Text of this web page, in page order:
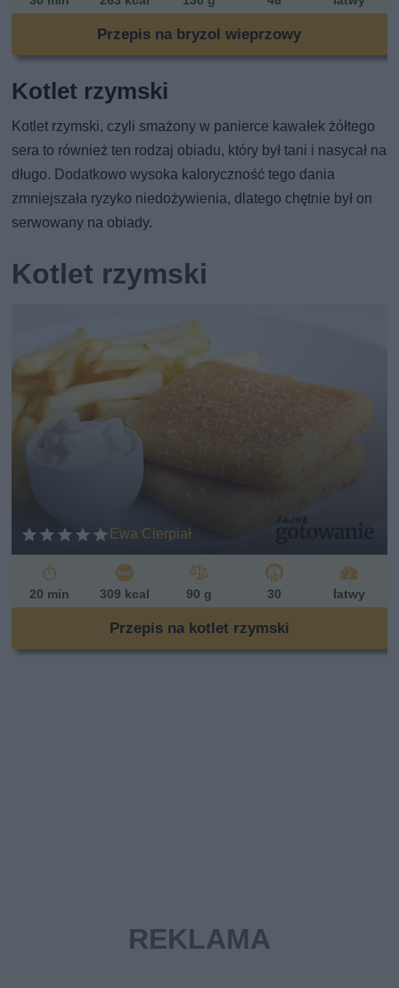
Przepis na bryzol wieprzowy
Kotlet rzymski
Kotlet rzymski, czyli smażony w panierce kawałek żółtego
sera to również ten rodzaj obiadu, który był tani i nasycał na
długo. Dodatkowo wysoka kaloryczność tego dania
zmniejszała ryzyko niedożywienia, dlatego chętnie był on
serwowany na obiady.
Kotlet rzymski
Ewa Cierpiał
20 min 309 kcal 90 g 30 łatwy
Przepis na kotlet rzymski